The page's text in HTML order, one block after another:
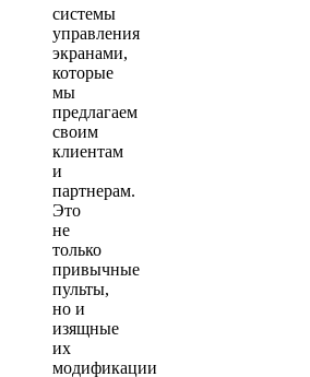
системы
управления
экранами,
которые
мы
предлагаем
своим
клиентам
и
партнерам.
Это
не
только
привычные
пульты,
но и
изящные
их
модификации